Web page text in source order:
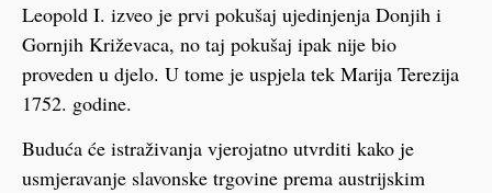
Leopold I. izveo je prvi pokušaj ujedinjenja Donjih i
Gornjih Križevaca, no taj pokušaj ipak nije bio
proveden u djelo. U tome je uspjela tek Marija Terezija
1752. godine.
Buduća će istraživanja vjerojatno utvrditi kako je
usmjeravanje slavonske trgovine prema austrijskim